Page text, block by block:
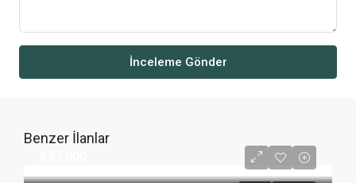
İnceleme Gönder
Benzer İlanlar